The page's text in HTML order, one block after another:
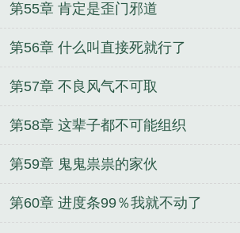
第55章 肯定是歪门邪道
第56章 什么叫直接死就行了
第57章 不良风气不可取
第58章 这辈子都不可能组织
第59章 鬼鬼祟祟的家伙
第60章 进度条99％我就不动了